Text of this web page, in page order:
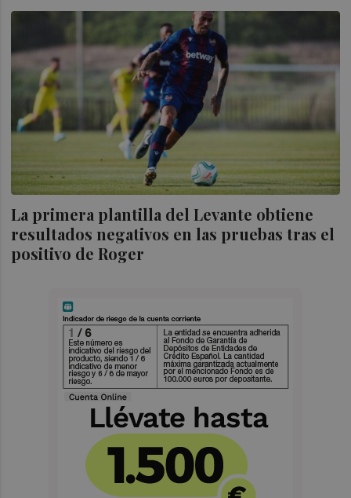
La primera plantilla del Levante obtiene
resultados negativos en las pruebas tras el
positivo de Roger